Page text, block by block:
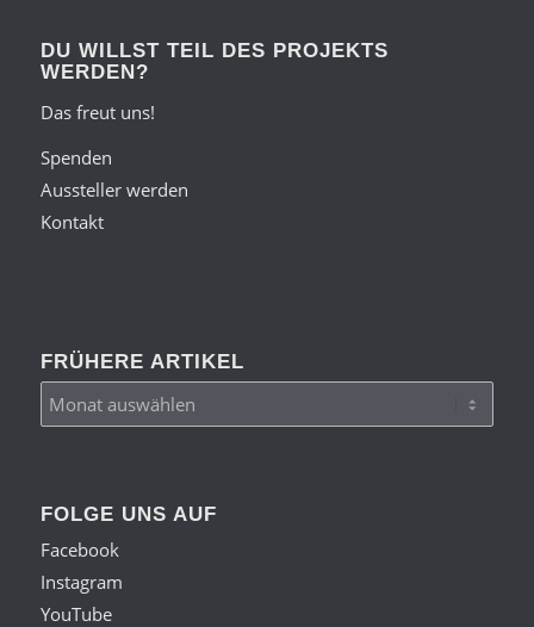
DU WILLST TEIL DES PROJEKTS
WERDEN?
Das freut uns!
Spenden
Aussteller werden
Kontakt
FRÜHERE ARTIKEL
FOLGE UNS AUF
Facebook
Instagram
YouTube